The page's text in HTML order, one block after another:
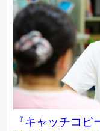
『キャッチコ